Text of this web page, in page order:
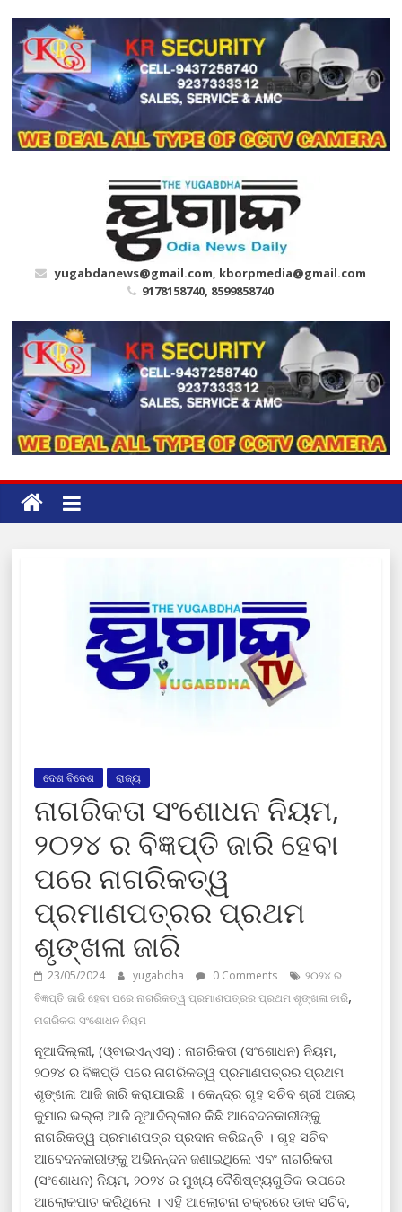
content
yugabdanews@gmail.com, kborpmedia@gmail.com
9178158740, 8599858740
ଦେଶ ବିଦେଶ ରାଜ୍ୟ
ନାଗରିକତା ସଂଶୋଧନ ନିୟମ,
୨୦୨୪ ର ବିଜ୍ଞପ୍ତି ଜାରି ହେବା
ପରେ ନାଗରିକତ୍ୱ
ପ୍ରମାଣପତ୍ରର ପ୍ରଥମ
ଶୃଙ୍ଖଳା ଜାରି
23/05/2024 yugabdha 0 Comments
୨୦୨୪ ର
ବିଜ୍ଞପ୍ତି ଜାରି ହେବା ପରେ ନାଗରିକତ୍ୱ ପ୍ରମାଣପତ୍ରର ପ୍ରଥମ ଶୃଙ୍ଖଳା ଜାରି,
ନାଗରିକତା ସଂଶୋଧନ ନିୟମ
ନୂଆଦିଲ୍ଲୀ, (ଓ୍ବାଇଏନ୍ଏସ୍) : ନାଗରିକତା (ସଂଶୋଧନ) ନିୟମ,
୨୦୨୪ ର ବିଜ୍ଞପ୍ତି ପରେ ନାଗରିକତ୍ୱ ପ୍ରମାଣପତ୍ରର ପ୍ରଥମ
ଶୃଙ୍ଖଳା ଆଜି ଜାରି କରାଯାଇଛି । କେନ୍ଦ୍ର ଗୃହ ସଚିବ ଶ୍ରୀ ଅଜୟ
କୁମାର ଭଲ୍ଲା ଆଜି ନୂଆଦିଲ୍ଲୀର କିଛି ଆବେଦନକାରୀଙ୍କୁ
ନାଗରିକତ୍ୱ ପ୍ରମାଣପତ୍ର ପ୍ରଦାନ କରିଛନ୍ତି । ଗୃହ ସଚିବ
ଆବେଦନକାରୀଙ୍କୁ ଅଭିନନ୍ଦନ ଜଣାଇଥିଲେ ଏବଂ ନାଗରିକତା
(ସଂଶୋଧନ) ନିୟମ, ୨୦୨୪ ର ମୁଖ୍ୟ ବୈଶିଷ୍ଟ୍ୟଗୁଡିକ ଉପରେ
ଆଲୋକପାତ କରିଥିଲେ । ଏହି ଆଲୋଚନା ଚକ୍ରରେ ଡାକ ସଚିବ,